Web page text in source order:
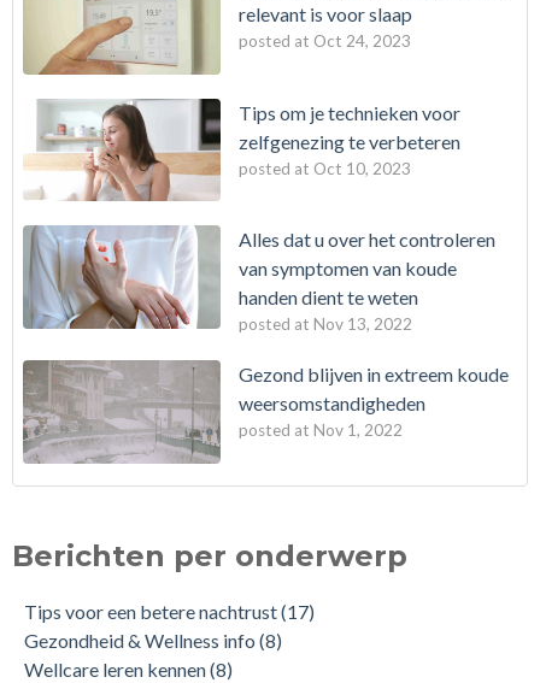
relevant is voor slaap
posted at Oct 24, 2023
Tips om je technieken voor
zelfgenezing te verbeteren
posted at Oct 10, 2023
Alles dat u over het controleren
van symptomen van koude
handen dient te weten
posted at Nov 13, 2022
Gezond blijven in extreem koude
weersomstandigheden
posted at Nov 1, 2022
Berichten per onderwerp
Tips voor een betere nachtrust(17)
Gezondheid & Wellness info (8)
Wellcare leren kennen(8)